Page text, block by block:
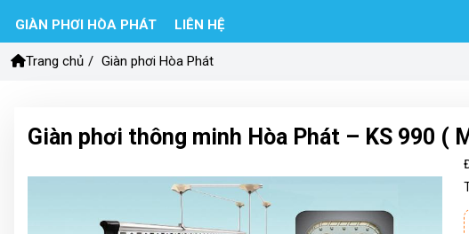
GIÀN PHƠI HÒA PHÁT LIÊN HỆ
Trang chủ / Giàn phơi Hòa Phát
Giàn phơi thông minh Hòa Phát – KS 990 (